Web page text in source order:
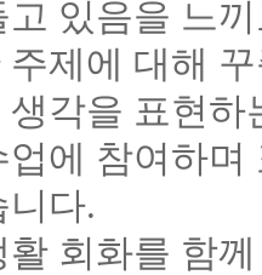
있음을 느
제에 대해
각을 표현
에 참여하
다.
회화를 함